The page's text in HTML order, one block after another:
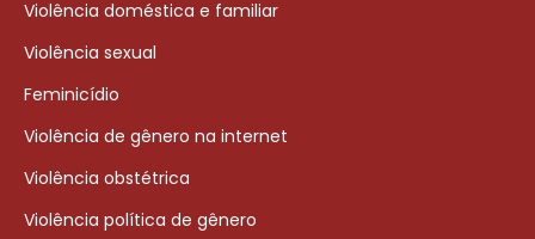
Violência doméstica e familiar
Violência sexual
Feminicídio
Violência de gênero na internet
Violência obstétrica
Violência política de gênero